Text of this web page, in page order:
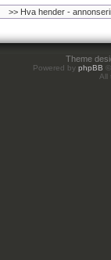
Theme
Powered by phpBB
All